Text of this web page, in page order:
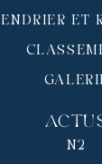
ET
N2